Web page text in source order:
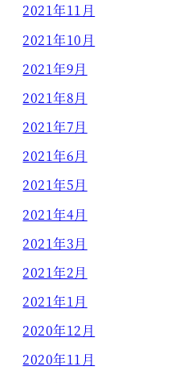
2021年11月
2021年10月
2021年9月
2021年8月
2021年7月
2021年6月
2021年5月
2021年4月
2021年3月
2021年2月
2021年1月
2020年12月
2020年11月